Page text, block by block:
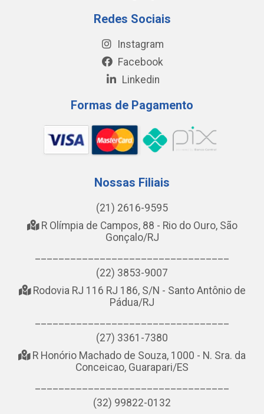
Redes Sociais
Instagram
Facebook
Linkedin
Formas de Pagamento
Nossas Filiais
(21) 2616-9595
R Olímpia de Campos, 88 - Rio do Ouro, São
Gonçalo/RJ
(22) 3853-9007
Rodovia RJ 116 RJ 186, S/N - Santo Antônio de
Pádua/RJ
(27) 3361-7380
R Honório Machado de Souza, 1000 - N. Sra. da
Conceicao, Guarapari/ES
(32) 99822-0132